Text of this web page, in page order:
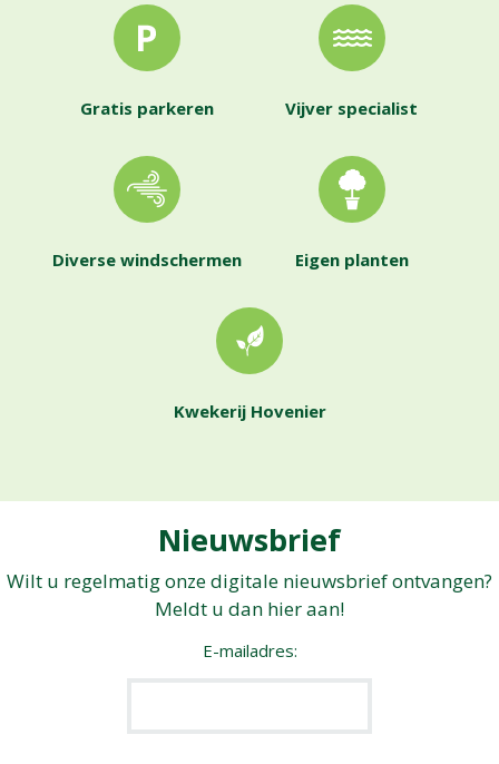
Gratis parkeren Vijver specialist
Diverse windschermen Eigen planten
Kwekerij Hovenier
Nieuwsbrief
Wilt u regelmatig onze digitale nieuwsbrief ontvangen?
Meldt u dan hier aan!
E-mailadres: